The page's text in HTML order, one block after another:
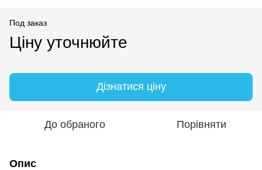
Под заказ
Ціну уточнюйте
Дізнатися ціну
До обраного Порівняти
Опис